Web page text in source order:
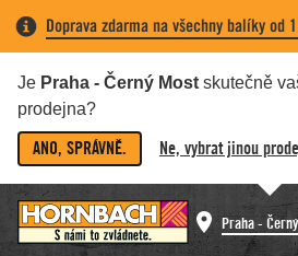
Doprava zdarma na všechny balíky od
Je Praha - Černý Most skutečně
prodejna?
ANO, SPRÁVNĚ. Ne, vybrat jinou
Praha -